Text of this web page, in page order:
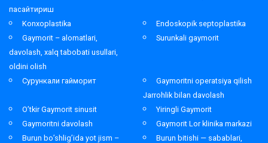
пасайтириш
Konxoplastika
Endoskopik septoplastika
Gaymorit – alomatlari,
davolash, xalq tabobati usullari,
oldini olish
Surunkali gaymorit
Сурункали гайморит
Gaymoritni operatsiya qilish
Jarrohlik bilan davolash
O’tkir Gaymorit sinusit
Yiringli Gaymorit
Gaymoritni davolash
Gaymorit Lor klinika markazi
Burun bo’shlig’ida yot jism –
Burun bitishi — sabablari,